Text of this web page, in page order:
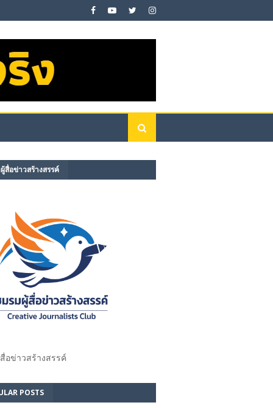
สื่อข่าวสร้างสรรค์​
อข่าวสร้างสรรค์​
POSTS